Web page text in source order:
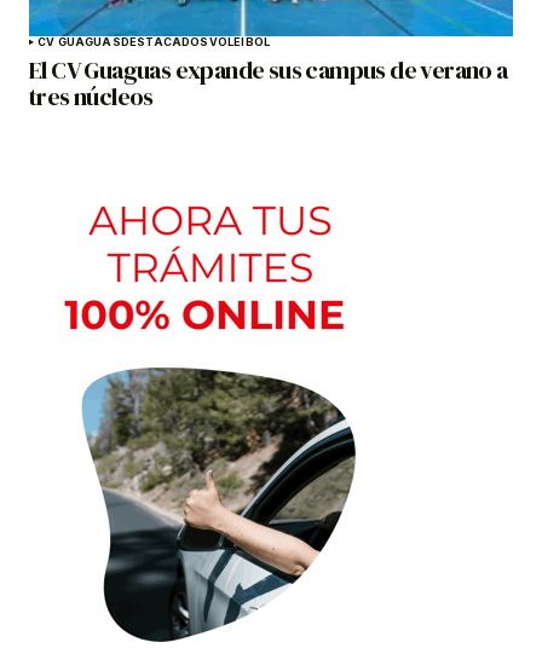
CV GUAGUASDESTACADOSVOLEIBOL
El CV Guaguas expande sus campus de verano a
tres núcleos